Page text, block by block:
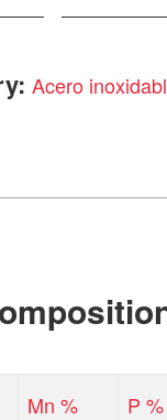
Acero
Mn % P %